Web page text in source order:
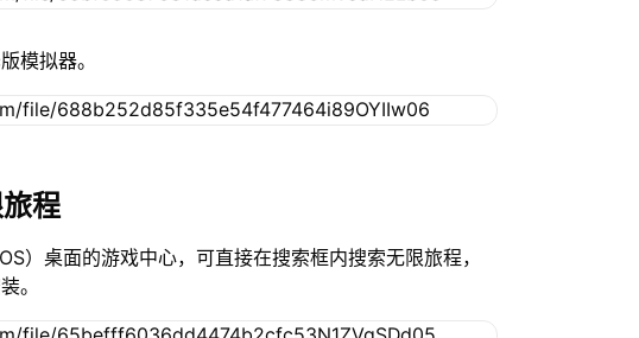
模拟器。
程
）桌面的游戏中心，可直接在搜索框内搜索无限旅程，
。